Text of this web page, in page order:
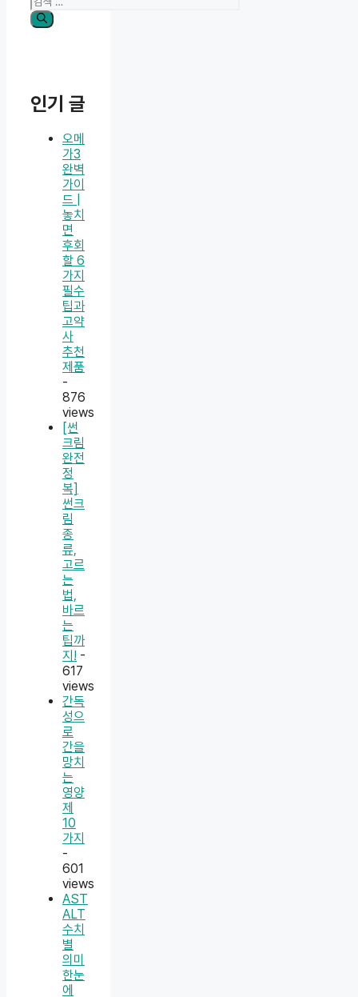
색:
인기 글
오메
가3
완벽
가이
드 |
놓치
면
후회
할 6
가지
필수
팁과
고약
사
추천
제품
-
876
views
[썬
크림
완전
정
복]
썬크
림
종
류,
고르
는
법,
바르
는
팁까
지! -
617
views
간독
성으
로
간을
망치
는
영양
제
10
가지
-
601
views
AST
ALT
수치
별
의미
한눈
에